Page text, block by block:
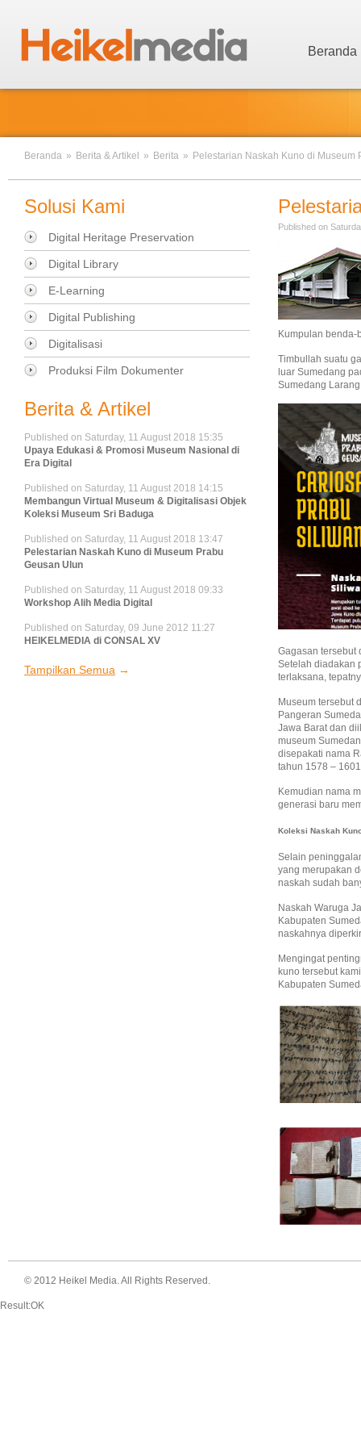
Beranda
Beranda » Berita & Artikel » Berita » Pelestarian Naskah Kuno di Museum
Solusi Kami
Digital Heritage Preservation
Digital Library
E-Learning
Digital Publishing
Digitalisasi
Produksi Film Dokumenter
Berita & Artikel
Published on Saturday, 11 August 2018 15:35
Upaya Edukasi & Promosi Museum Nasional di
Era Digital
Published on Saturday, 11 August 2018 14:15
Membangun Virtual Museum & Digitalisasi Objek
Koleksi Museum Sri Baduga
Published on Saturday, 11 August 2018 13:47
Pelestarian Naskah Kuno di Museum Prabu
Geusan Ulun
Published on Saturday, 11 August 2018 09:33
Workshop Alih Media Digital
Published on Saturday, 09 June 2012 11:27
HEIKELMEDIA di CONSAL XV
Tampilkan Semua
Published on
Kumpulan benda-
Timbullah suatu
luar Sumedang
Sumedang
Gagasan tersebut
Setelah diadakan
terlaksana,
Museum tersebut
Pangeran
Jawa Barat dan
museum
disepakati nama
tahun 1578 –
Kemudian nama
generasi baru
Koleksi Naskah
Selain
yang merupakan
naskah sudah
Naskah Waruga
Kabupaten
naskahnya
Mengingat
kuno tersebut
Kabupaten
© 2012 Heikel Media. All Rights Reserved.
Result:OK